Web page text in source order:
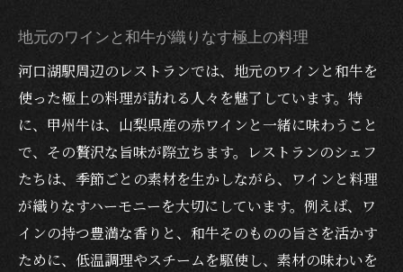
地元のワインと和牛が織りなす極上の料理
河口湖駅周辺のレストランでは、地元のワインと和牛を
使った極上の料理が訪れる人々を魅了しています。特
に、甲州牛は、山梨県産の赤ワインと一緒に味わうこと
で、その贅沢な旨味が際立ちます。レストランのシェフ
たちは、季節ごとの素材を生かしながら、ワインと料理
が織りなすハーモニーを大切にしています。例えば、ワ
インの持つ豊満な香りと、和牛そのものの旨さを活かす
ために、低温調理やスチームを駆使し、素材の味わいを